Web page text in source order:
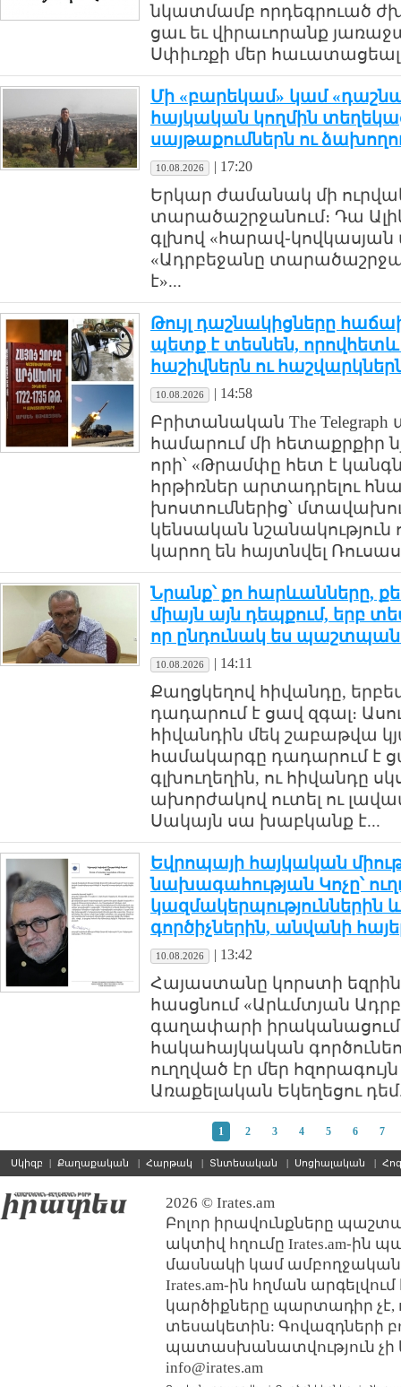
նկատմամբ որդեգրուած
ցաւ եւ վիրաւորանք
Սփիւռքի մեր հաւատացեալ
Մի «բարեկամ» կամ
հայկական կողմին
սայթաքումներն ու
10.08.2026 | 17:20
Երկար ժամանակ մի
տարածաշրջանում։ Դա
գլխով «հարավ֊կովկասյան
«Ադրբեջանը
է»...
Թույլ դաշնակիցները
պետք է տեսնեն,
հաշիվներն ու
10.08.2026 | 14:58
Բրիտանական The
համարում մի հետաքրքիր
որի՝ «Թրամփը հետ է
հրթիռներ արտադրելու
խոստումներից՝
կենսական նշանակություն
կարող են հայտնվել
Նրանք՝ քո հարևանները,
միայն այն դեպքում, երբ
որ ընդունակ ես
10.08.2026 | 14:11
Քաղցկեղով հիվանդը,
դադարում է ցավ զգալ։
հիվանդին մեկ շաբաթվա
համակարգը դադարում է
գլխուղեղին, ու հիվանդը
ախորժակով ուտել ու
Սակայն սա խաբկանք է...
Եվրոպայի հայկական
նախագահության Կոչը՝
գործիչներին, անվանի
10.08.2026 | 13:42
Հայաստանը կորստի
հասցնում «Արևմտյան
գաղափարի
հակահայկական
ուղղված էր մեր
Առաքելական Եկեղեցու
1 2 3 4 5 6 7
Սկիզբ | Քաղաքական | Հարթակ | Տնտեսական | Սոցիալական |
2026 © Irates.am
Բոլոր իրավունքները
ակտիվ հղումը Irates.am-ին
մասնակի կամ ամբողջական
Irates.am-ին հղման
կարծիքները պարտադիր չէ,
տեսակետին: Գովազդների
պատասխանատվություն չի
info@irates.am